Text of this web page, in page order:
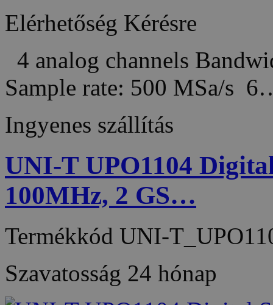
Elérhetőség Kérésre
4 analog channels
Sample rate: 500 MSa/s
Ingyenes szállítás
UNI-T UPO1104
100MHz, 2 GS…
Termékkód UNI-
Szavatosság 24 hónap